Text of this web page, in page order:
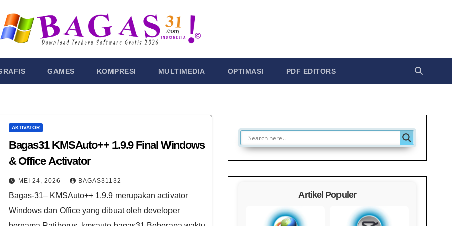
GAMES KOMPRESI MULTIMEDIA OPTIMASI PDF EDITORS
AKTIVATOR
Bagas31 KMSAuto++ 1.9.9 Final Windows
& Office Activator
MEI 24, 2026 BAGAS31132
Bagas-31– KMSAuto++ 1.9.9 merupakan activator
Windows dan Office yang dibuat oleh developer
Artikel Populer